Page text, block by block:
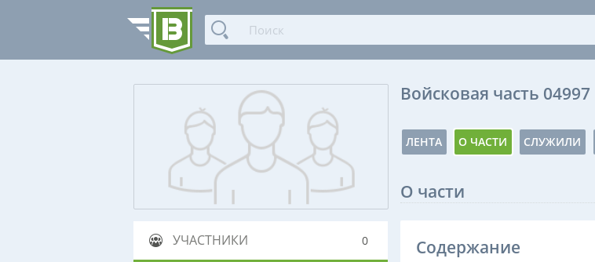
УЧАСТНИКИ 0
Войсковая часть 04997
ЛЕНТА О ЧАСТИ СЛУЖИЛИ
О части
Содержание